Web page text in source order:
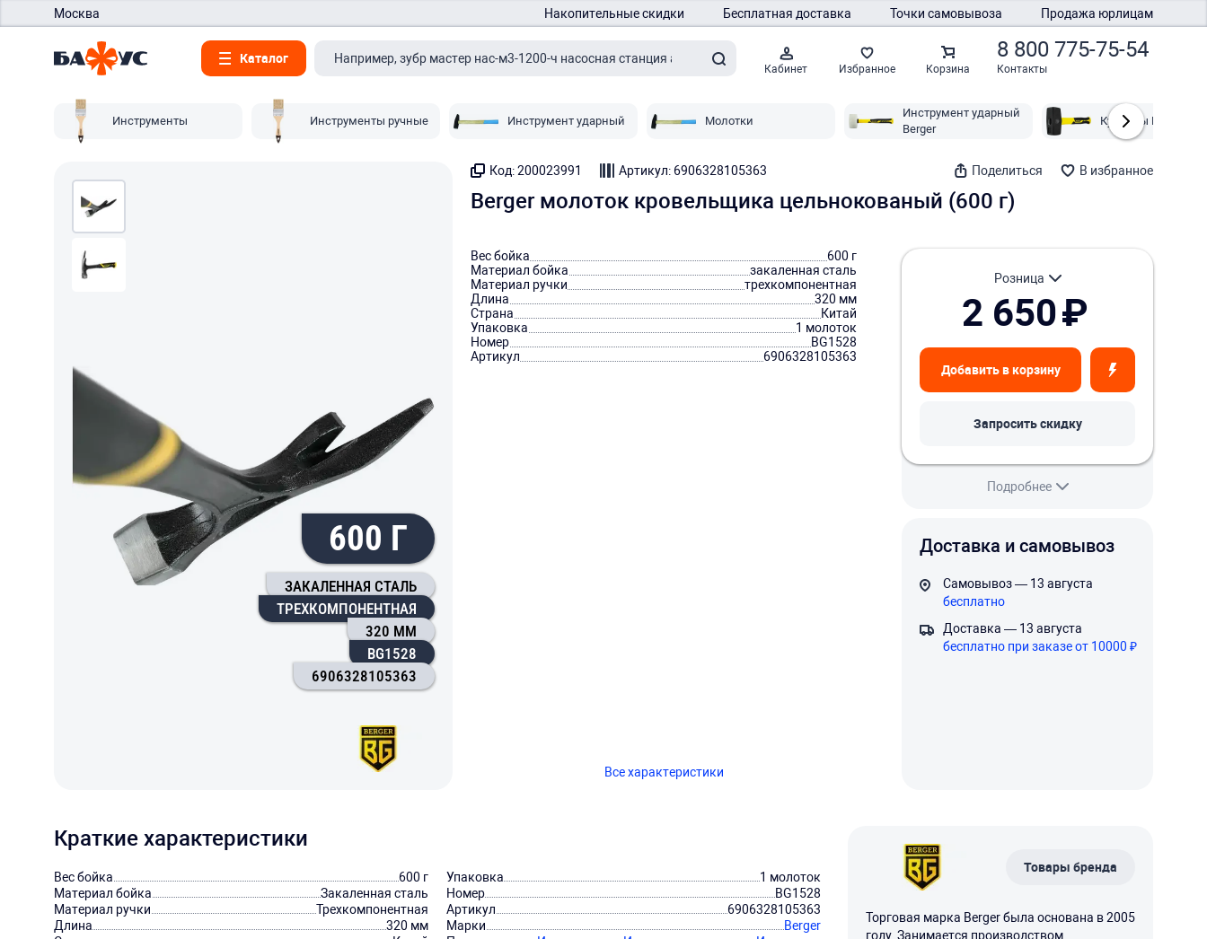
Москва Накопительные скидки Бесплатная доставка Точки самовывоза Продажа юрлицам
Каталог
Кабинет Избранное Корзина
8 800 775-75-54
Контакты
Инструменты Инструменты ручные Инструмент ударный Молотки
Инструмент ударный
Berger
Кувалды Berger
600 Г
ЗАКАЛЕННАЯ СТАЛЬ
ТРЕХКОМПОНЕНТНАЯ
320 ММ
BG1528
6906328105363
Код: 200023991 Артикул: 6906328105363 Поделиться В избранное
Berger молоток кровельщика цельнокованый (600 г)
Вес бойка
600 г
Материал бойка
закаленная сталь
Материал ручки
трехкомпонентная
Длина
320 мм
Страна
Китай
Упаковка
1 молоток
Номер
BG1528
Артикул
6906328105363
Все характеристики
розница
2 650₽
Добавить в корзину
Запросить скидку
Подробнее
Доставка и самовывоз
Самовывоз — 13 августа
бесплатно
Доставка — 13 августа
бесплатно при заказе от 10000 ₽
Краткие характеристики
Вес бойка
600 г
Материал бойка
Закаленная сталь
Материал ручки
Трехкомпонентная
Длина
320 мм
Упаковка
1 молоток
Номер
BG1528
Артикул
6906328105363
Марки
Berger
Товары бренда
Торговая марка Berger была основана в 2005
году. Занимается производством